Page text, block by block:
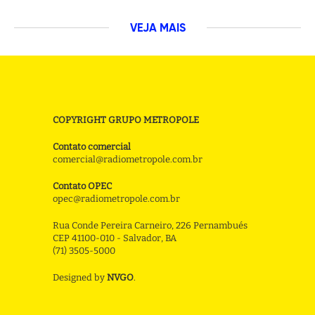
VEJA MAIS
COPYRIGHT GRUPO METROPOLE
Contato comercial
comercial@radiometropole.com.br
Contato OPEC
opec@radiometropole.com.br
Rua Conde Pereira Carneiro, 226 Pernambués
CEP 41100-010 - Salvador, BA
(71) 3505-5000
Designed by NVGO.